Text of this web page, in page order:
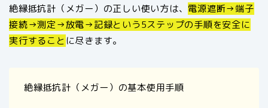
絶縁抵抗計（メガー）の正しい使い方は、 電源遮断→端子
接続→測定→放電→記録という5ステップの手順を安全に
実行すること に尽きます。
絶縁抵抗計（メガー）の基本使用手順